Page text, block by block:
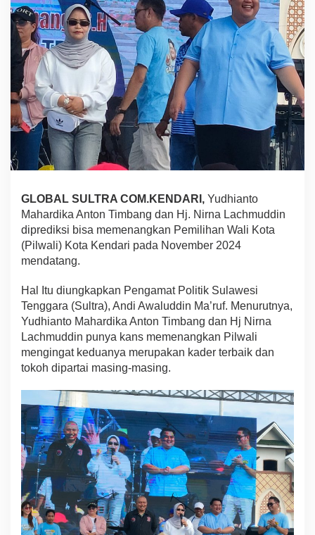
a
n
t
o
M
a
r
d
i
-
H
j
i
a
,
e
r
p
e
u
n
g
M
e
a
n
g
k
a
GLOBAL SULTRA COM.KENDARI, Yudhianto
Mahardika Anton Timbang dan Hj. Nirna Lachmuddin
diprediksi bisa memenangkan Pemilihan Wali Kota
(Pilwali) Kota Kendari pada November 2024
mendatang.
Hal Itu diungkapkan Pengamat Politik Sulawesi
Tenggara (Sultra), Andi Awaluddin Ma’ruf. Menurutnya,
Yudhianto Mahardika Anton Timbang dan Hj Nirna
Lachmuddin punya kans memenangkan Pilwali
mengingat keduanya merupakan kader terbaik dan
tokoh dipartai masing-masing.